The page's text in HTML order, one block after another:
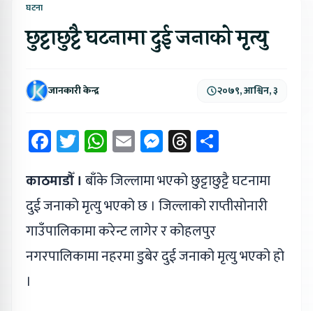
घटना
छुट्टाछुट्टै घटनामा दुई जनाको मृत्यु
जानकारी केन्द्र २०७९, आश्विन, ३
Facebook
Twitter
WhatsApp
EmailMessenger
Threads
काठमाडौँ । बाँके जिल्लामा भएको छुट्टाछुट्टै घटनामा
दुई जनाको मृत्यु भएको छ । जिल्लाको राप्तीसोनारी
गाउँपालिकामा करेन्ट लागेर र कोहलपुर
नगरपालिकामा नहरमा डुबेर दुई जनाको मृत्यु भएको हो
।